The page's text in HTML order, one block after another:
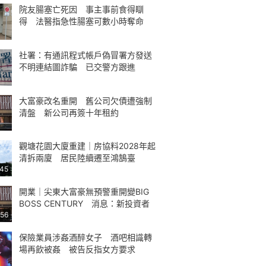
院友腸塞亡死因 事主事前食得瞓
得 法醫指急性腸塞可數小時奪命
社署：有通訊程式帳戶偽冒署方發送
不明連結圖詐騙 已交警方跟進
大富豪改名重開 舊公司欠債遭強制
清盤 新公司再簽十年租約
觀塘花園大廈重建｜房協料2028年起
清拆兩廈 居民陸續遷至鴻鵠臺
開業｜尖東大富豪無預警重開變BIG
BOSS CENTURY 消息：新投資者
保險業員涉姦酒醉女子 酒吧相識轉
場再飲被姦 被告反指女方要求